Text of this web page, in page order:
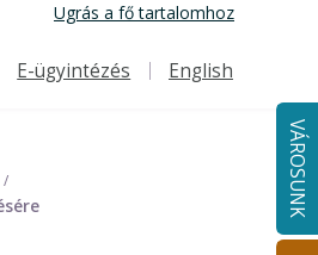
Ugrás a fő tartalomhoz
Felső navigáció
E-ügyintézés English
VÁROSUNK